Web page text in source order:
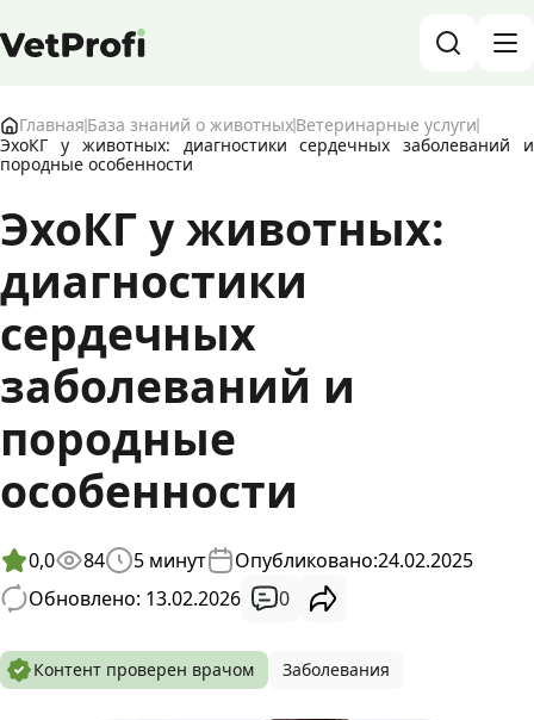
База знаний о животных и ветеринарии
Блог о животных
Форум
Войти
Главная База знаний о животныхВетеринарные услуги
ЭхоКГ у животных: диагностики сердечных заболеваний и
породные особенности
ЭхоКГ у животных:
диагностики
сердечных
заболеваний и
породные
особенности
0,0 84 5 минут Опубликовано:24.02.2025
Обновлено: 13.02.2026
0
Контент проверен врачом Заболевания